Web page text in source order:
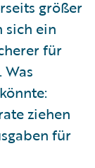
größer
sich ein
für
ziehen
für